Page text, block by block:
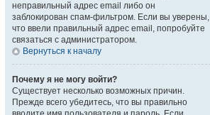
неправильный адрес email либо он
заблокирован спам-фильтром. Если вы уверены,
что ввели правильный адрес email, попробуйте
связаться с администратором.
Вернуться к началу
Почему я не могу войти?
Существует несколько возможных причин.
Прежде всего убедитесь, что вы правильно